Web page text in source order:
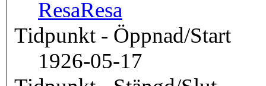
ResaResa
Tidpunkt - Öppnad/Start
1926-05-17